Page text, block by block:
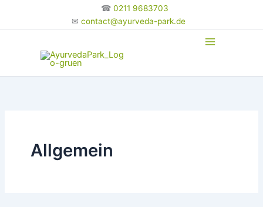
✉ contact@ayurveda-park.de
☎ 0211 9683703
Allgemein